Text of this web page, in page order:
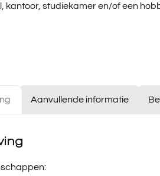
kantoor, studiekamer en/of een
Aanvullende informatie